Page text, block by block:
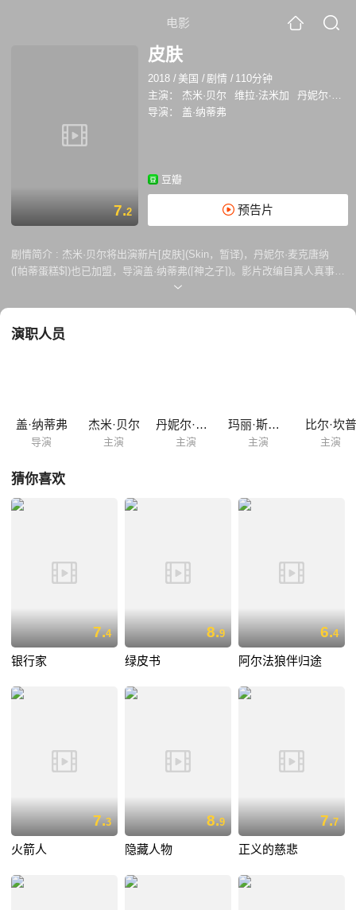
电影
7.2
皮肤
2018 / 美国 /剧情 / 110分钟
主演：
杰米·贝尔 维拉·法米加
丹妮尔·麦克唐纳
导演：
盖·纳蒂弗
豆瓣
预告片
剧情简介 : 杰米·贝尔将出演新片[皮肤](Skin，暂译)，丹妮尔·麦克唐纳
([帕蒂蛋糕$])也已加盟，导演盖·纳蒂弗([神之子])。影片改编自真人真事。
布里恩·温德尔曾是黑帮组织“温兰德光头党”头目，全身刺满了纹身。2006
版）
演职人员
盖·纳蒂弗
导演
杰米·贝尔
主演
丹妮尔·麦克唐纳
主演
玛丽·斯图尔特·马斯特森
主演
比尔·坎普
主演
猜你喜欢
7.4
银行家
8.9
绿皮书
6.4
阿尔法狼伴归途
7.3
火箭人
8.9
隐藏人物
7.7
正义的慈悲